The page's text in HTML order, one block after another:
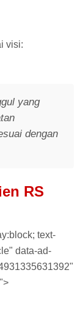
visi:
yang
dengan
RS
text-
data-ad-